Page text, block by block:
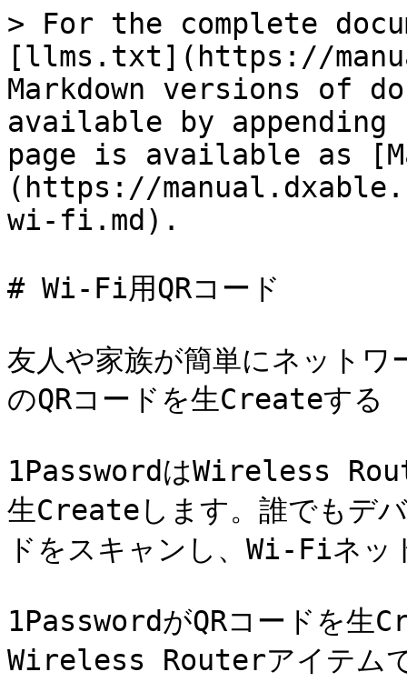
> For the complete
[llms.txt](https://
Markdown versions of
available by
page is available as
(https://
wi-fi.md).
# Wi-Fi用QRコード
友人や家族が簡単にネット
のQRコードを生Createする
1PasswordはWireless
生Createします。誰でもデ
ドをスキャンし、Wi-Fiネッ
1PasswordがQRコードを生
Wireless Routerアイテムで